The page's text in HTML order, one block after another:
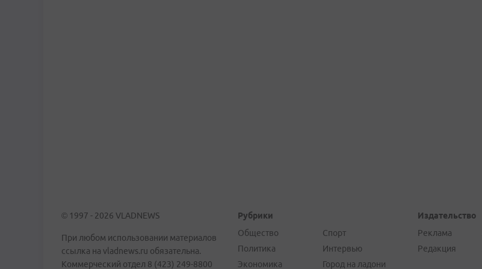
© 1997 - 2026 VLADNEWS
При любом использовании материалов
ссылка на vladnews.ru обязательна.
Коммерческий отдел 8 (423) 249-8800
Рубрики
Общество
Политика
Экономика
Спорт
Интервью
Город на ладони
Издательство
Реклама
Редакция